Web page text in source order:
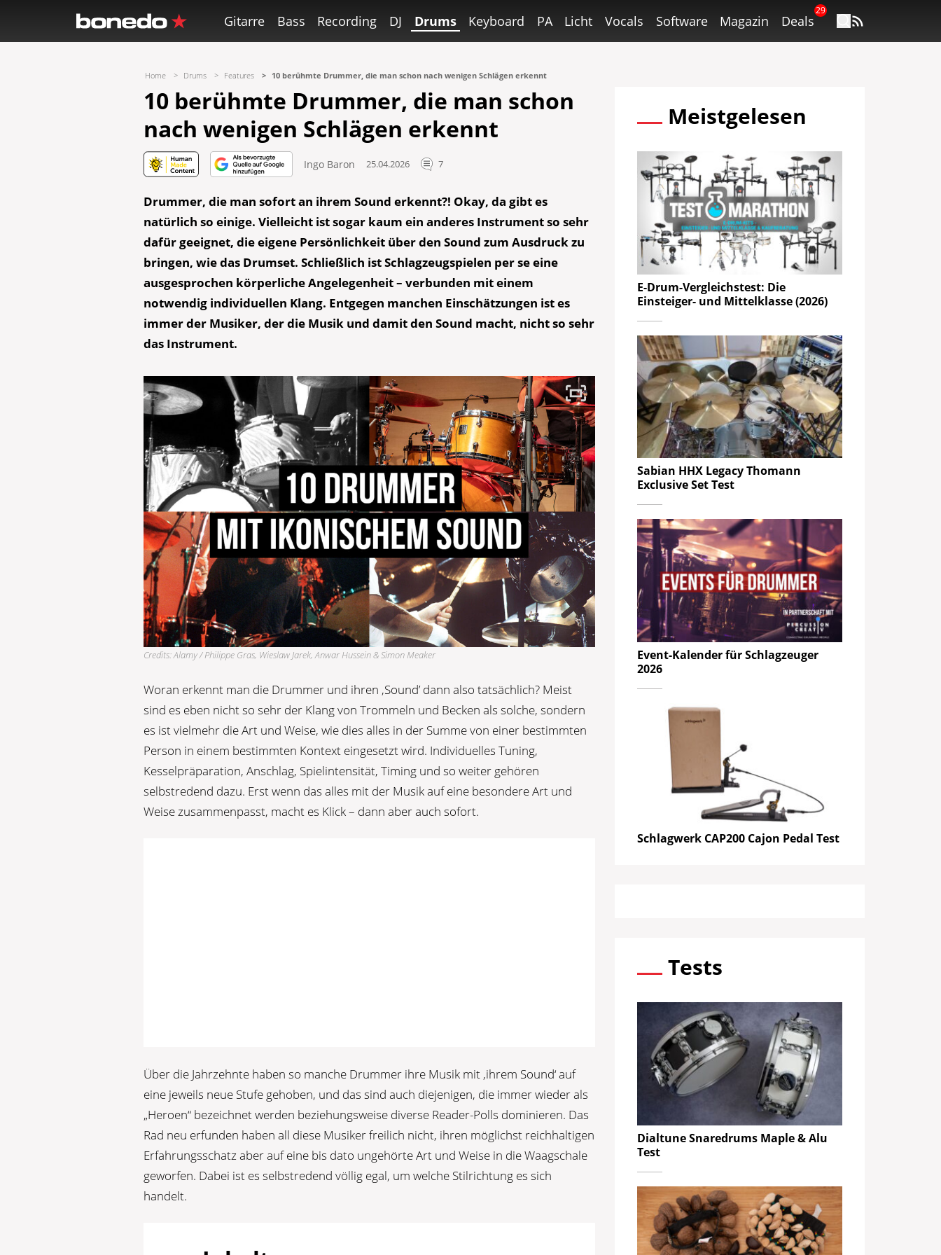
Gitarre Bass Recording DJ Drums Keyboard PA Licht Vocals Software Magazin Deals
29
Home Drums Features 10 berühmte Drummer, die man schon nach wenigen Schlägen erkennt
10 berühmte Drummer, die man schon
nach wenigen Schlägen erkennt
Ingo Baron 25.04.2026 7
Drummer, die man sofort an ihrem Sound erkennt?! Okay, da gibt es
natürlich so einige. Vielleicht ist sogar kaum ein anderes Instrument so sehr
dafür geeignet, die eigene Persönlichkeit über den Sound zum Ausdruck zu
bringen, wie das Drumset. Schließlich ist Schlagzeugspielen per se eine
ausgesprochen körperliche Angelegenheit – verbunden mit einem
notwendig individuellen Klang. Entgegen manchen Einschätzungen ist es
immer der Musiker, der die Musik und damit den Sound macht, nicht so sehr
das Instrument.
Credits: Alamy / Philippe Gras, Wieslaw Jarek, Anwar Hussein & Simon Meaker
Woran erkennt man die Drummer und ihren ‚Sound’ dann also tatsächlich? Meist
sind es eben nicht so sehr der Klang von Trommeln und Becken als solche, sondern
es ist vielmehr die Art und Weise, wie dies alles in der Summe von einer bestimmten
Person in einem bestimmten Kontext eingesetzt wird. Individuelles Tuning,
Kesselpräparation, Anschlag, Spielintensität, Timing und so weiter gehören
selbstredend dazu. Erst wenn das alles mit der Musik auf eine besondere Art und
Weise zusammenpasst, macht es Klick – dann aber auch sofort.
Über die Jahrzehnte haben so manche Drummer ihre Musik mit ‚ihrem Sound‘ auf
eine jeweils neue Stufe gehoben, und das sind auch diejenigen, die immer wieder als
„Heroen“ bezeichnet werden beziehungsweise diverse Reader-Polls dominieren. Das
Rad neu erfunden haben all diese Musiker freilich nicht, ihren möglichst reichhaltigen
Erfahrungsschatz aber auf eine bis dato ungehörte Art und Weise in die Waagschale
geworfen. Dabei ist es selbstredend völlig egal, um welche Stilrichtung es sich
handelt.
Meistgelesen
E-Drum-Vergleichstest: Die
Einsteiger- und Mittelklasse (2026)
Sabian HHX Legacy Thomann
Exclusive Set Test
Event-Kalender für Schlagzeuger
2026
Schlagwerk CAP200 Cajon Pedal Test
Tests
Dialtune Snaredrums Maple & Alu
Test